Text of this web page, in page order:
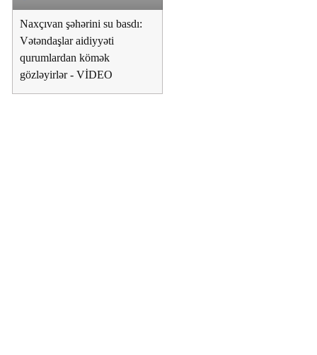
Naxçıvan şəhərini su basdı:
Vətəndaşlar aidiyyəti
qurumlardan kömək
gözləyirlər - VİDEO